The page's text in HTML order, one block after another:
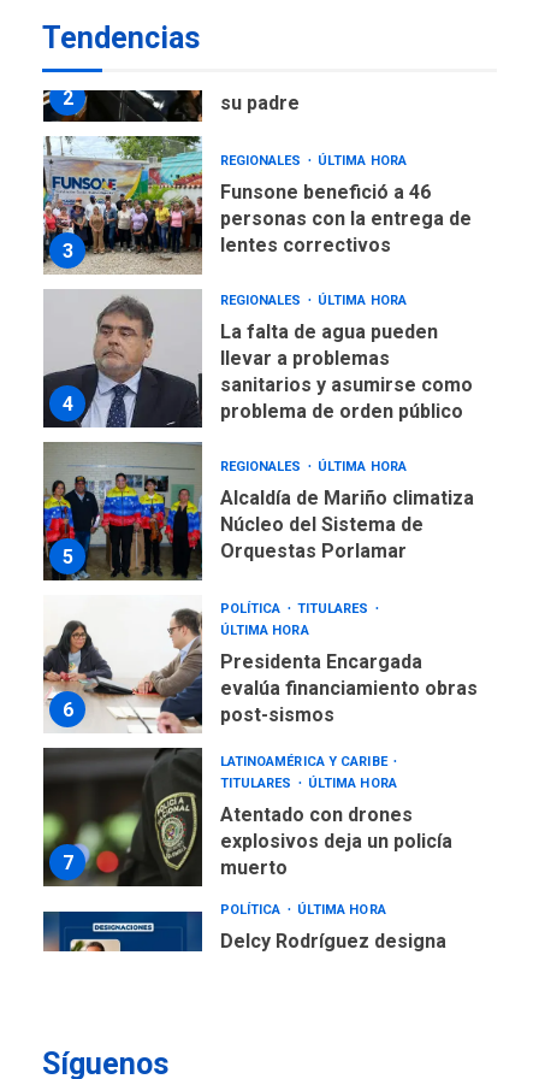
Tendencias
2
su padre
3
REGIONALES ÚLTIMA HORA
Funsone benefició a 46
personas con la entrega de
lentes correctivos
4
REGIONALES ÚLTIMA HORA
La falta de agua pueden
llevar a problemas
sanitarios y asumirse como
problema de orden público
5
REGIONALES ÚLTIMA HORA
Alcaldía de Mariño climatiza
Núcleo del Sistema de
Orquestas Porlamar
6
POLÍTICA
TITULARES
ÚLTIMA HORA
Presidenta Encargada
evalúa financiamiento obras
post-sismos
7
LATINOAMÉRICA Y CARIBE
TITULARES
ÚLTIMA HORA
Atentado con drones
explosivos deja un policía
muerto
POLÍTICA ÚLTIMA HORA
Delcy Rodríguez designa
Síguenos